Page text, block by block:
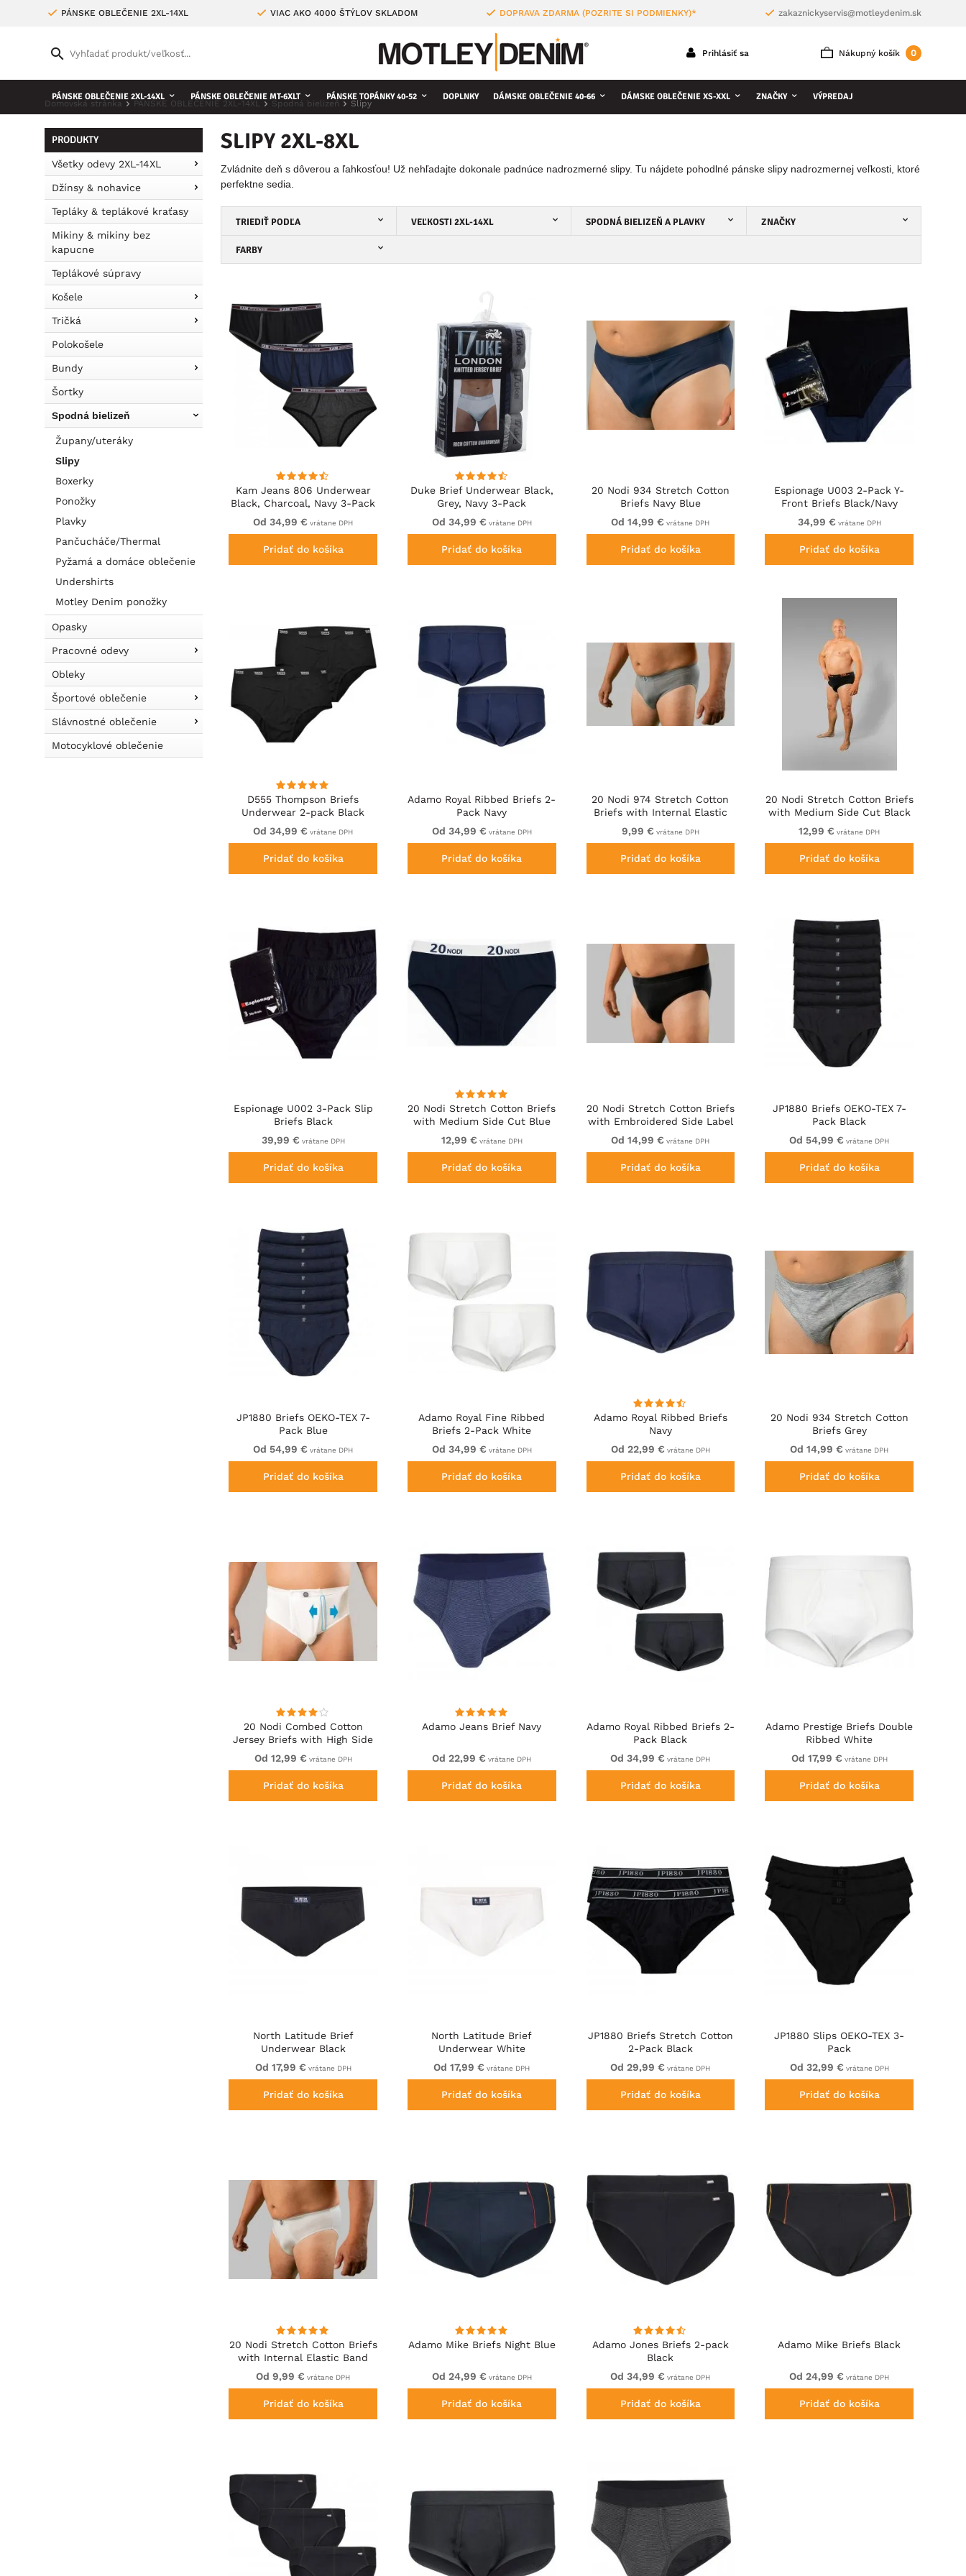
PÁNSKE OBLEČENIE 2XL-14XL VIAC AKO 4000 ŠTÝLOV SKLADOM DOPRAVA ZDARMA (POZRITE SI PODMIENKY)* zakaznickyservis@motleydenim.sk
Nákupný košík 0
Prihlásiť sa
PÁNSKE OBLEČENIE 2XL-14XL PÁNSKE OBLEČENIE MT-6XLT PÁNSKE TOPÁNKY 40-52 DOPLNKY DÁMSKE OBLEČENIE 40-66 DÁMSKE OBLEČENIE XS-XXL ZNAČKY VÝPREDAJ
Domovská stránka PÁNSKE OBLEČENIE 2XL-14XL Spodná bielizeň Slipy
PRODUKTY
Všetky odevy 2XL-14XL
Džínsy & nohavice
Tepláky & teplákové kraťasy
Mikiny & mikiny bez
kapucne
Teplákové súpravy
Košele
Tričká
Polokošele
Bundy
Šortky
Spodná bielizeň
Župany/uteráky
Slipy
Boxerky
Ponožky
Plavky
Pančucháče/Thermal
Pyžamá a domáce oblečenie
Undershirts
Motley Denim ponožky
Opasky
Pracovné odevy
Obleky
Športové oblečenie
Slávnostné oblečenie
Motocyklové oblečenie
SLIPY 2XL-8XL
Zvládnite deň s dôverou a ľahkosťou! Už nehľadajte dokonale padnúce nadrozmerné slipy. Tu nájdete pohodlné pánske slipy nadrozmernej veľkosti, ktoré
perfektne sedia.
TRIEDIŤ PODĽA VEĽKOSTI 2XL-14XL SPODNÁ BIELIZEŇ A PLAVKY ZNAČKY
FARBY
Kam Jeans 806 Underwear
Black, Charcoal, Navy 3-Pack
Od 34,99 € vrátane DPH
Pridať do košíka
Duke Brief Underwear Black,
Grey, Navy 3-Pack
Od 34,99 € vrátane DPH
Pridať do košíka
20 Nodi 934 Stretch Cotton
Briefs Navy Blue
Od 14,99 € vrátane DPH
Pridať do košíka
Espionage U003 2-Pack Y-
Front Briefs Black/Navy
34,99 € vrátane DPH
Pridať do košíka
D555 Thompson Briefs
Underwear 2-pack Black
Od 34,99 € vrátane DPH
Pridať do košíka
Adamo Royal Ribbed Briefs 2-
Pack Navy
Od 34,99 € vrátane DPH
Pridať do košíka
20 Nodi 974 Stretch Cotton
Briefs with Internal Elastic
Band and Low Rise Grey
9,99 € vrátane DPH
Pridať do košíka
20 Nodi Stretch Cotton Briefs
with Medium Side Cut Black
12,99 € vrátane DPH
Pridať do košíka
Espionage U002 3-Pack Slip
Briefs Black
39,99 € vrátane DPH
Pridať do košíka
20 Nodi Stretch Cotton Briefs
with Medium Side Cut Blue
12,99 € vrátane DPH
Pridať do košíka
20 Nodi Stretch Cotton Briefs
with Embroidered Side Label
Black
Od 14,99 € vrátane DPH
Pridať do košíka
JP1880 Briefs OEKO-TEX 7-
Pack Black
Od 54,99 € vrátane DPH
Pridať do košíka
JP1880 Briefs OEKO-TEX 7-
Pack Blue
Od 54,99 € vrátane DPH
Pridať do košíka
Adamo Royal Fine Ribbed
Briefs 2-Pack White
Od 34,99 € vrátane DPH
Pridať do košíka
Adamo Royal Ribbed Briefs
Navy
Od 22,99 € vrátane DPH
Pridať do košíka
20 Nodi 934 Stretch Cotton
Briefs Grey
Od 14,99 € vrátane DPH
Pridať do košíka
20 Nodi Combed Cotton
Jersey Briefs with High Side
Cut and Side Opening White
Od 12,99 € vrátane DPH
Pridať do košíka
Adamo Jeans Brief Navy
Od 22,99 € vrátane DPH
Pridať do košíka
Adamo Royal Ribbed Briefs 2-
Pack Black
Od 34,99 € vrátane DPH
Pridať do košíka
Adamo Prestige Briefs Double
Ribbed White
Od 17,99 € vrátane DPH
Pridať do košíka
North Latitude Brief
Underwear Black
Od 17,99 € vrátane DPH
Pridať do košíka
North Latitude Brief
Underwear White
Od 17,99 € vrátane DPH
Pridať do košíka
JP1880 Briefs Stretch Cotton
2-Pack Black
Od 29,99 € vrátane DPH
Pridať do košíka
JP1880 Slips OEKO-TEX 3-
Pack
Od 32,99 € vrátane DPH
Pridať do košíka
20 Nodi Stretch Cotton Briefs
with Internal Elastic Band
and Low Rise White
Od 9,99 € vrátane DPH
Pridať do košíka
Adamo Mike Briefs Night Blue
Od 24,99 € vrátane DPH
Pridať do košíka
Adamo Jones Briefs 2-pack
Black
Od 34,99 € vrátane DPH
Pridať do košíka
Adamo Mike Briefs Black
Od 24,99 € vrátane DPH
Pridať do košíka